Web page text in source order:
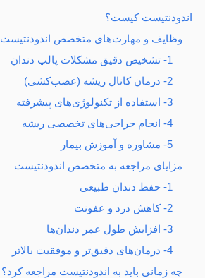
اندودنتیست کیست؟
وظایف و مهارت‌های متخصص اندودنتیست
1- تشخیص دقیق مشکلات پالپ دندان
2- درمان کانال ریشه (عصب‌کشی)
3- استفاده از تکنولوژی‌های پیشرفته
4- انجام جراحی‌های تخصصی ریشه
5- مشاوره و آموزش بیمار
مزایای مراجعه به متخصص اندودنتیست
1- حفظ دندان طبیعی
2- کاهش درد و عفونت
3- افزایش طول عمر دندان‌ها
4- درمان‌های دقیق‌تر و موفقیت بالاتر
چه زمانی باید به اندودنتیست مراجعه کرد؟